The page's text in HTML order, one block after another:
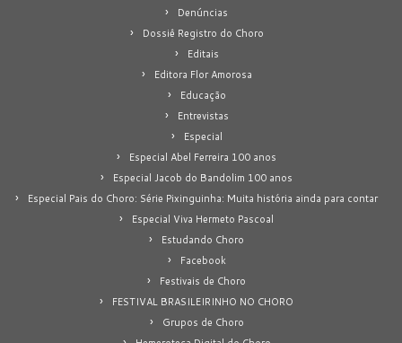
Denúncias
Dossiê Registro do Choro
Editais
Editora Flor Amorosa
Educação
Entrevistas
Especial
Especial Abel Ferreira 100 anos
Especial Jacob do Bandolim 100 anos
Especial Pais do Choro: Série Pixinguinha: Muita história ainda para contar
Especial Viva Hermeto Pascoal
Estudando Choro
Facebook
Festivais de Choro
FESTIVAL BRASILEIRINHO NO CHORO
Grupos de Choro